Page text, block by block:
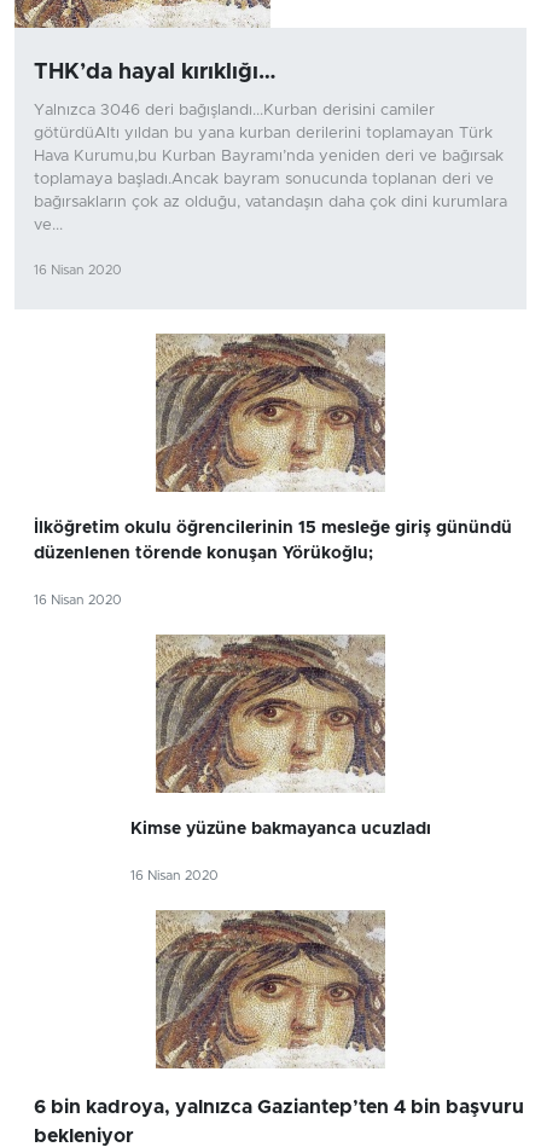
THK’da hayal kırıklığı…
Yalnızca 3046 deri bağışlandı...Kurban derisini camiler
götürdüAltı yıldan bu yana kurban derilerini toplamayan Türk
Hava Kurumu,bu Kurban Bayramı’nda yeniden deri ve bağırsak
toplamaya başladı.Ancak bayram sonucunda toplanan deri ve
bağırsakların çok az olduğu, vatandaşın daha çok dini kurumlara
ve...
16 Nisan 2020
İlköğretim okulu öğrencilerinin 15 mesleğe giriş günündü
düzenlenen törende konuşan Yörükoğlu;
16 Nisan 2020
Kimse yüzüne bakmayanca ucuzladı
16 Nisan 2020
6 bin kadroya, yalnızca Gaziantep’ten 4 bin başvuru
bekleniyor